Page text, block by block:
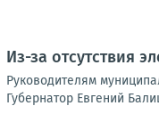
Из-за отсутствия
Руководителям
Губернатор Евгений